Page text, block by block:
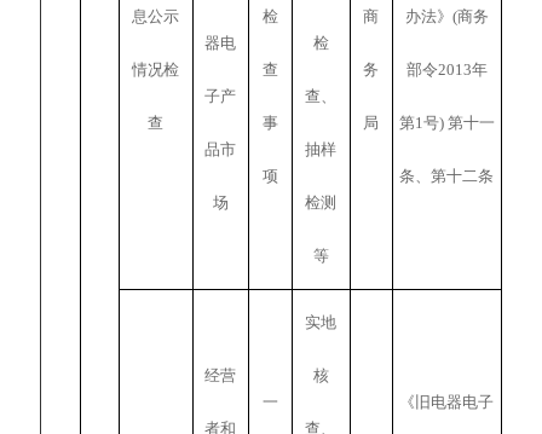
息公示
情况检
查
器电
子产
品市
场
检
查
事
项
检
查、
抽样
检测
等
商
务
局
办法》(商务
部令2013年
第1号) 第十一
条、第十二条
经营
者和
一
实地
核
查、
《旧电器电子